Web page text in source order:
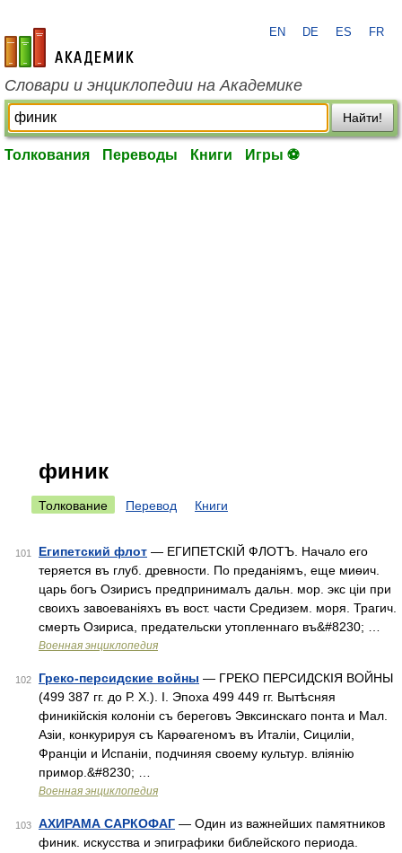
academic.ru
EN DE ES FR
Словари и энциклопедии на Академике
Найти!
Толкования Переводы Книги Игры ⚽
финик
Толкование Перевод Книги
101 Египетский флот — ЕГИПЕТСКІЙ ФЛОТЪ. Начало его
теряется въ глуб. древности. По преданіямъ, еще миѳич.
царь богъ Озирисъ предпринималъ дальн. мор. экс ціи при
своихъ завоеваніяхъ въ вост. части Средизем. моря. Трагич.
смерть Озириса, предательски утопленнаго въ&#8230; …
Военная энциклопедия
102 Греко-персидские войны — ГРЕКО ПЕРСИДСКІЯ ВОЙНЫ
(499 387 гг. до Р. Х.). I. Эпоха 499 449 гг. Вытѣсняя
финикійскія колоніи съ береговъ Эвксинскаго понта и Мал.
Азіи, конкурируя съ Карѳагеномъ въ Италіи, Сициліи,
Франціи и Испаніи, подчиняя своему культур. вліянію
примор.&#8230; …
Военная энциклопедия
103 АХИРАМА САРКОФАГ — Один из важнейших памятников
финик. искусства и эпиграфики библейского периода.